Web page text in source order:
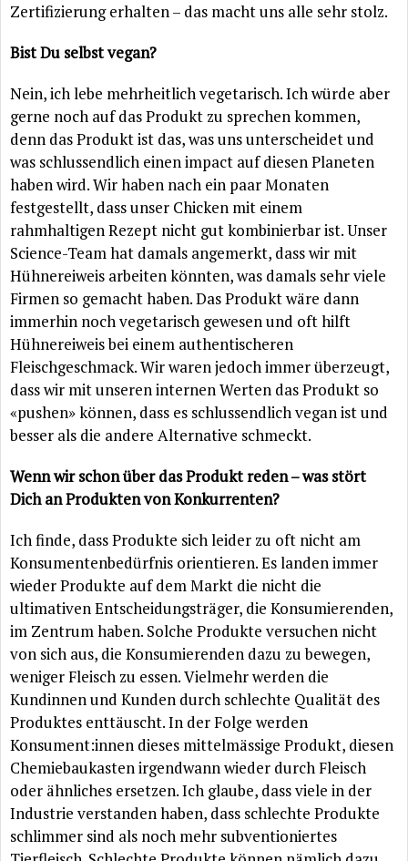
Zertifizierung erhalten – das macht uns alle sehr stolz.
Bist Du selbst vegan?
Nein, ich lebe mehrheitlich vegetarisch. Ich würde aber
gerne noch auf das Produkt zu sprechen kommen,
denn das Produkt ist das, was uns unterscheidet und
was schlussendlich einen impact auf diesen Planeten
haben wird. Wir haben nach ein paar Monaten
festgestellt, dass unser Chicken mit einem
rahmhaltigen Rezept nicht gut kombinierbar ist. Unser
Science-Team hat damals angemerkt, dass wir mit
Hühnereiweis arbeiten könnten, was damals sehr viele
Firmen so gemacht haben. Das Produkt wäre dann
immerhin noch vegetarisch gewesen und oft hilft
Hühnereiweis bei einem authentischeren
Fleischgeschmack. Wir waren jedoch immer überzeugt,
dass wir mit unseren internen Werten das Produkt so
«pushen» können, dass es schlussendlich vegan ist und
besser als die andere Alternative schmeckt.
Wenn wir schon über das Produkt reden – was stört
Dich an Produkten von Konkurrenten?
Ich finde, dass Produkte sich leider zu oft nicht am
Konsumentenbedürfnis orientieren. Es landen immer
wieder Produkte auf dem Markt die nicht die
ultimativen Entscheidungsträger, die Konsumierenden,
im Zentrum haben. Solche Produkte versuchen nicht
von sich aus, die Konsumierenden dazu zu bewegen,
weniger Fleisch zu essen. Vielmehr werden die
Kundinnen und Kunden durch schlechte Qualität des
Produktes enttäuscht. In der Folge werden
Konsument:innen dieses mittelmässige Produkt, diesen
Chemiebaukasten irgendwann wieder durch Fleisch
oder ähnliches ersetzen. Ich glaube, dass viele in der
Industrie verstanden haben, dass schlechte Produkte
schlimmer sind als noch mehr subventioniertes